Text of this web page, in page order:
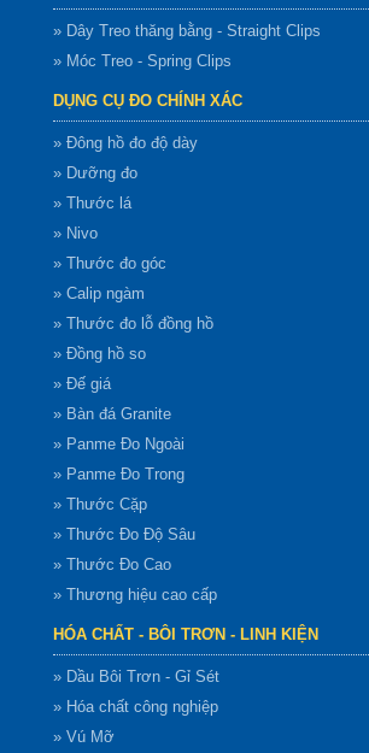
» Dây Treo thăng bằng - Straight Clips
» Móc Treo - Spring Clips
DỤNG CỤ ĐO CHÍNH XÁC
» Đông hồ đo độ dày
» Dưỡng đo
» Thước lá
» Nivo
» Thước đo góc
» Calip ngàm
» Thước đo lỗ đồng hồ
» Đồng hồ so
» Đế giá
» Bàn đá Granite
» Panme Đo Ngoài
» Panme Đo Trong
» Thước Cặp
» Thước Đo Độ Sâu
» Thước Đo Cao
» Thương hiệu cao cấp
HÓA CHẤT - BÔI TRƠN - LINH KIỆN
» Dầu Bôi Trơn - Gỉ Sét
» Hóa chất công nghiệp
» Vú Mỡ